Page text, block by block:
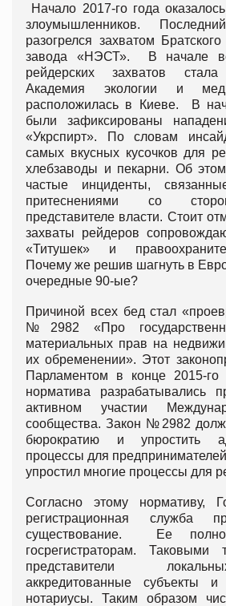
Начало 2017-го года
злоумышленников.
разогрелся захватом
завода «НЭСТ». В начале
рейдерских захватов
Академия экологии и
расположилась в Киеве. В
были зафиксированы
«Укрспирт». По словам
самых вкусных кусочков для
хлебзаводы и пекарни. Об этом
частые инциденты,
притеснениями со
представителе власти. Стоит
захваты рейдеров
«Титушек» и
Почему же решив шагнуть в
очередные 90-ые?
Причиной всех бед стал
№2982 «Про
материальных прав на
их обременении». Этот
Парламентом в конце 2015-го
норматива разрабатывались
активном участии
сообщества. Закон №2982
бюрократию и упростить
процессы для
упростил многие процессы для
Согласно этому нормативу,
регистрационная служба
существование. Ее
госрегистраторам. Таковыми
представители
аккредитованные субъекты и
нотариусы. Таким образом